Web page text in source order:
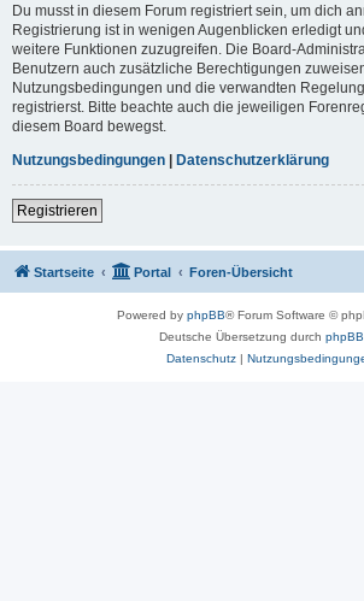
Du musst in diesem Forum registriert sein, um dich
Registrierung ist in wenigen Augenblicken erledigt
weitere Funktionen zuzugreifen. Die Board-
Benutzern auch zusätzliche Berechtigungen
Nutzungsbedingungen und die verwandten
registrierst. Bitte beachte auch die jeweiligen
diesem Board bewegst.
Nutzungsbedingungen | Datenschutzerklärung
Registrieren
Startseite Portal Foren-Übersicht
Powered by phpBB® Forum Software ©
Deutsche Übersetzung durch
Datenschutz|